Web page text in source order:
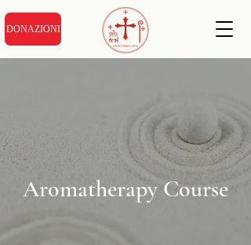
DONAZIONI
Aromatherapy Course